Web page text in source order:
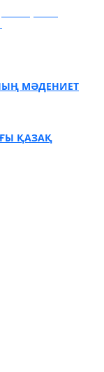
МӘДЕНИЕТ
ҚАЗАҚ